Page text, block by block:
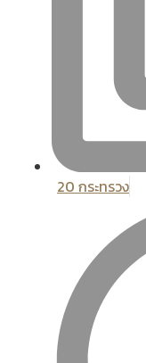
20 กระทรวง